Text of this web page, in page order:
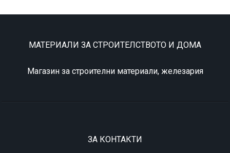
МАТЕРИАЛИ ЗА СТРОИТЕЛСТВОТО И ДОМА
Магазин за строителни материали, железария
ЗА КОНТАКТИ